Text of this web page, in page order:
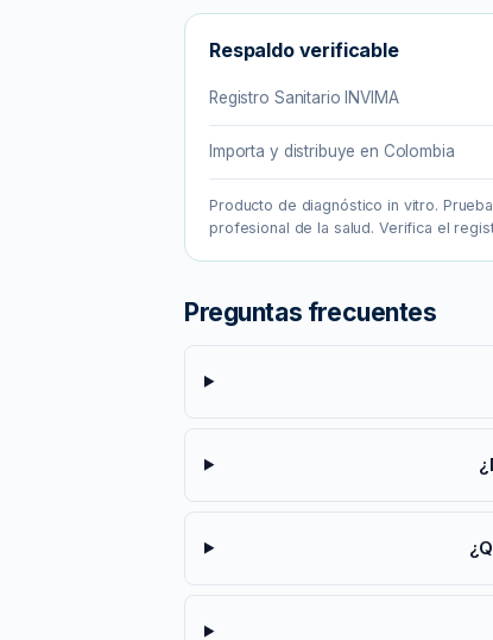
Respaldo verificable
Registro Sanitario INVIMA
Importa y distribuye en Colombia
Producto de diagnóstico in vitro.
profesional de la salud. Verifica el
Preguntas frecuentes